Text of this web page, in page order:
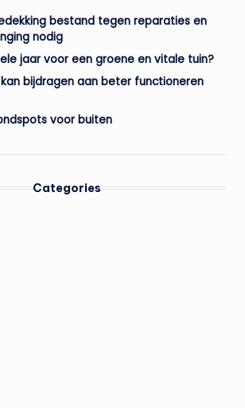
bestand tegen reparaties en
nodig
jaar voor een groene en vitale tuin?
bijdragen aan beter functioneren
voor buiten
Categories